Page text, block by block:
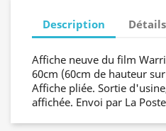
Description
Affiche neuve du film
60cm (60cm de hauteur
Affiche pliée. Sortie
affichée. Envoi par La